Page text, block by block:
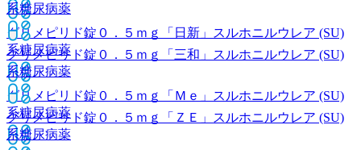
グリメピリド錠０．５ｍｇ「日新」
スルホニルウレア (SU)
系糖尿病薬
グリメピリド錠０．５ｍｇ「Ｍｅ」
スルホニルウレア (SU)
系糖尿病薬
系糖尿病薬
グリメピリド錠０．５ｍｇ「三和」
スルホニルウレア (SU)
系糖尿病薬
グリメピリド錠０．５ｍｇ「ＺＥ」
スルホニルウレア (SU)
系糖尿病薬